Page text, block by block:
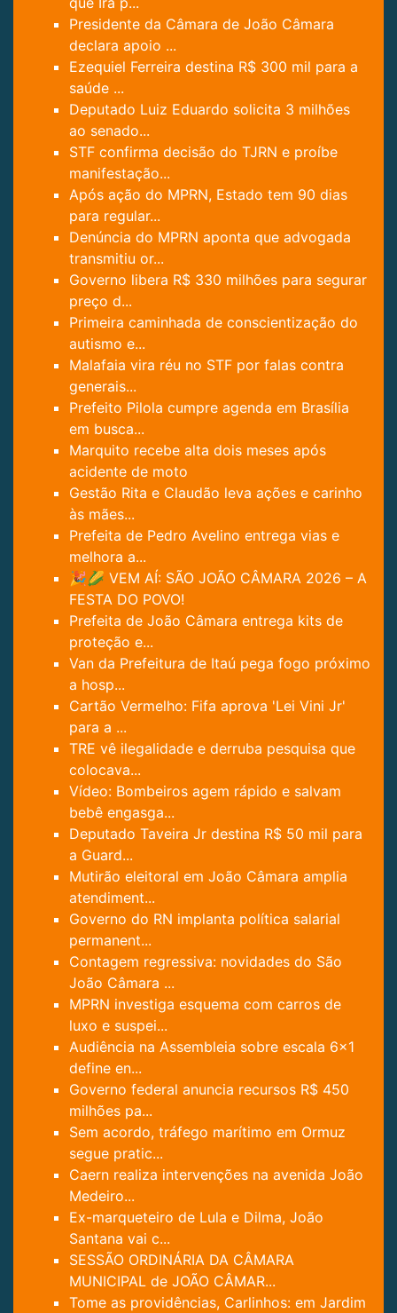
Presidente da Câmara de João Câmara
declara apoio ...
Ezequiel Ferreira destina R$ 300 mil para a
saúde ...
Deputado Luiz Eduardo solicita 3 milhões
ao senado...
STF confirma decisão do TJRN e proíbe
manifestação...
Após ação do MPRN, Estado tem 90 dias
para regular...
Denúncia do MPRN aponta que advogada
transmitiu or...
Governo libera R$ 330 milhões para segurar
preço d...
Primeira caminhada de conscientização do
autismo e...
Malafaia vira réu no STF por falas contra
generais...
Prefeito Pilola cumpre agenda em Brasília
em busca...
Marquito recebe alta dois meses após
acidente de moto
Gestão Rita e Claudão leva ações e carinho
às mães...
Prefeita de Pedro Avelino entrega vias e
melhora a...
🎉🌽 VEM AÍ: SÃO JOÃO CÂMARA 2026 – A
FESTA DO POVO!
Prefeita de João Câmara entrega kits de
proteção e...
Van da Prefeitura de Itaú pega fogo próximo
a hosp...
Cartão Vermelho: Fifa aprova 'Lei Vini Jr'
para a ...
TRE vê ilegalidade e derruba pesquisa que
colocava...
Vídeo: Bombeiros agem rápido e salvam
bebê engasga...
Deputado Taveira Jr destina R$ 50 mil para
a Guard...
Mutirão eleitoral em João Câmara amplia
atendiment...
Governo do RN implanta política salarial
permanent...
Contagem regressiva: novidades do São
João Câmara ...
MPRN investiga esquema com carros de
luxo e suspei...
Audiência na Assembleia sobre escala 6x1
define en...
Governo federal anuncia recursos R$ 450
milhões pa...
Sem acordo, tráfego marítimo em Ormuz
segue pratic...
Caern realiza intervenções na avenida João
Medeiro...
Ex-marqueteiro de Lula e Dilma, João
Santana vai c...
SESSÃO ORDINÁRIA DA CÂMARA
MUNICIPAL de JOÃO CÂMAR...
Tome as providências, Carlinhos: em Jardim